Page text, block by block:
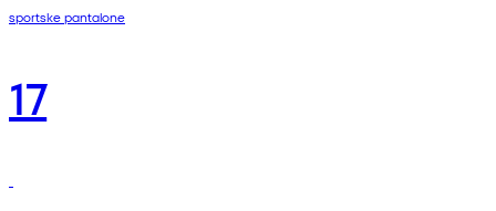
sportske pantalone
17